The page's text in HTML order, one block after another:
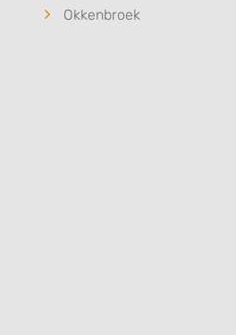
Okkenbroek